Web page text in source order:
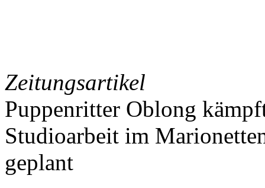
Zeitungsartikel
Puppenritter Oblong
Studioarbeit im
geplant